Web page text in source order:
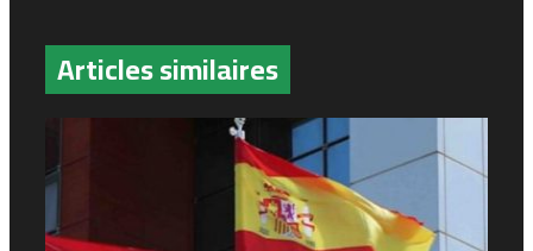
Articles similaires